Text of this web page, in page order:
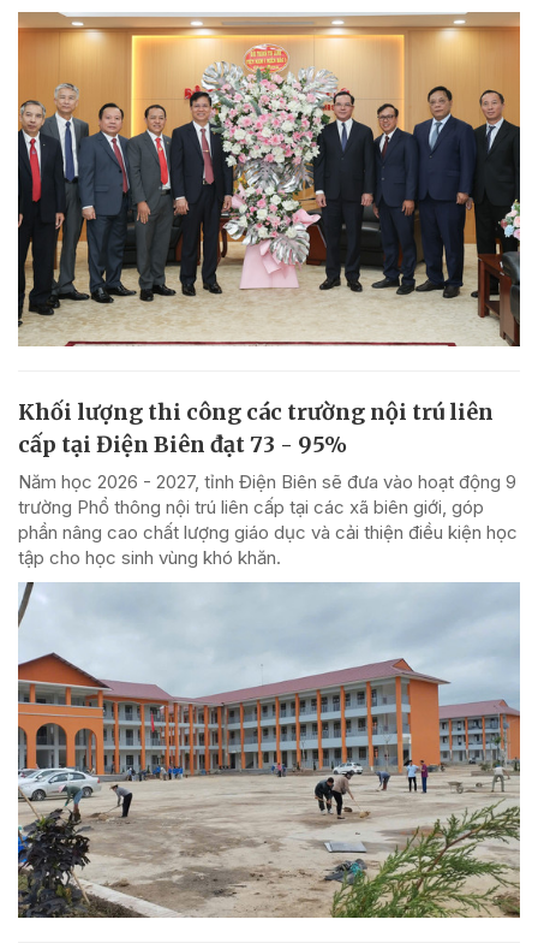
Khối lượng thi công các trường nội trú liên
cấp tại Điện Biên đạt 73 - 95%
Năm học 2026 - 2027, tỉnh Điện Biên sẽ đưa vào hoạt động 9
trường Phổ thông nội trú liên cấp tại các xã biên giới, góp
phần nâng cao chất lượng giáo dục và cải thiện điều kiện học
tập cho học sinh vùng khó khăn.